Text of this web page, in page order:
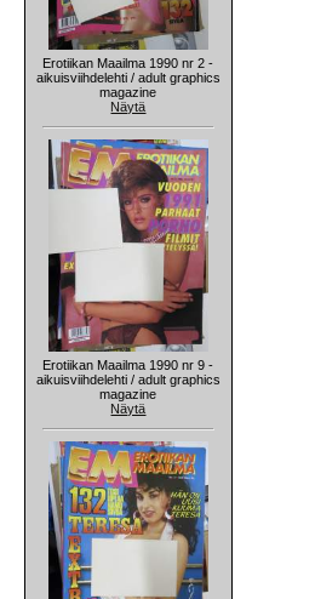
Erotiikan Maailma 1990 nr 2 -
aikuisviihdelehti / adult graphics
magazine
Näytä
Erotiikan Maailma 1990 nr 9 -
aikuisviihdelehti / adult graphics
magazine
Näytä